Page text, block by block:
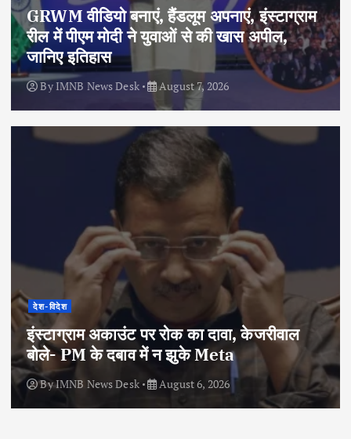
GRWM वीडियो बनाएं, हैंडलूम अपनाएं, इंस्टाग्राम
रील में पीएम मोदी ने युवाओं से की खास अपील,
जानिए इतिहास
By IMNB News Desk August 7, 2026
देश-विदेश
इंस्टाग्राम अकाउंट पर रोक का दावा, केजरीवाल
बोले- PM के दबाव में न झुके Meta
ByIMNB News Desk August 6, 2026